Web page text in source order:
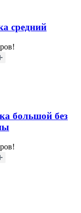
средний
большой без